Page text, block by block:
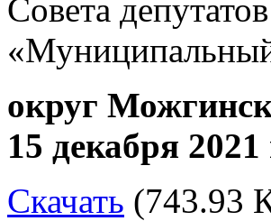
Совета
округ
15 декабря
Скачать (743.93